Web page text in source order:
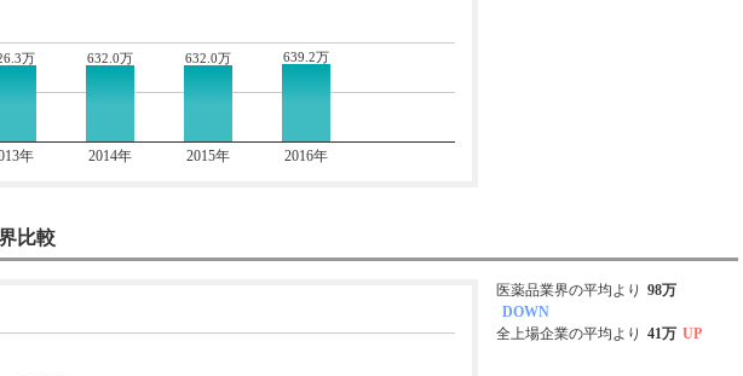
万
年
632.0万
2014年
632.0万
2015年
639.2万
2016年
比較
医薬品業界の平均より 98万
DOWN
全上場企業の平均より 41万 UP